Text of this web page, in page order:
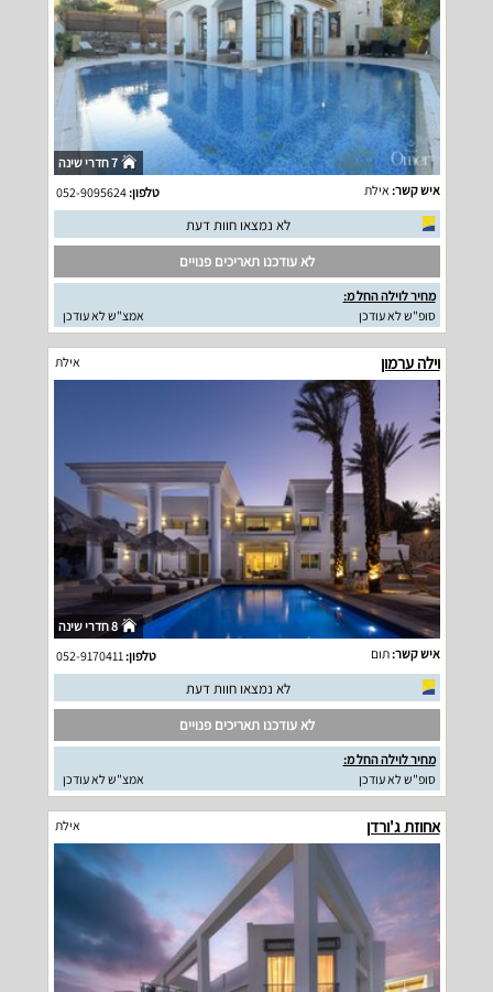
7 חדרי שינה
איש קשר: אילת טלפון:052-9095624
לא נמצאו חוות דעת
לא עודכנו תאריכים פנויים
מחיר לוילה החל מ:
סופ"ש לא עודכן
אמצ"ש לא עודכן
וילה ערמון אילת
8 חדרי שינה
איש קשר:תום טלפון:052-9170411
לא נמצאו חוות דעת
לא עודכנו תאריכים פנויים
מחיר לוילה החל מ:
סופ"ש לא עודכן
אמצ"ש לא עודכן
אחוזת ג'ורדן אילת